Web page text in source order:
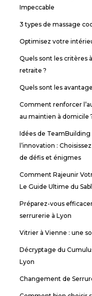
Impeccable
3 types de massage
Optimisez votre
Quels sont les critères
retraite ?
Quels sont les
Comment renforcer
au maintien à domicile
Idées de
l’innovation :
de défis et énigmes
Comment Rajeunir
Le Guide Ultime du
Préparez-vous
serrurerie à Lyon
Vitrier à Vienne : une
Décryptage du
Lyon
Changement de